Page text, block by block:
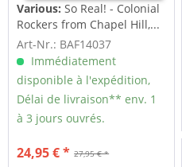
Various:So Real! - Colonial
Rockers from Chapel Hill,...
Art-Nr.: BAF14037
Immédiatement
disponible à l'expédition,
Délai de livraison** env. 1
à 3 jours ouvrés.
27,95 € *
24,95 € *